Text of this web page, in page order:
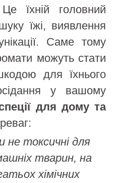
їхній головний
їжі, виявлення
Саме тому
можуть стати
для їхнього
у вашому
для дому та
не токсичні для
тварин, на
хімічних